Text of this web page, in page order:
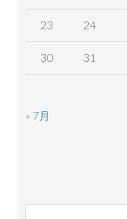
23 24
30 31
« 7月